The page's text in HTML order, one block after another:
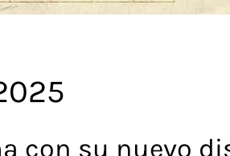
con su nuevo